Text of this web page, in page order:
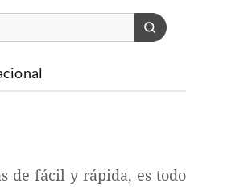
de fácil y rápida, es todo